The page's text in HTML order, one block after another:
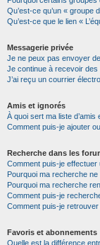
Qu’est-ce qu’un « groupe
Qu’est-ce que le lien «
Messagerie privée
Je ne peux pas envoyer
Je continue à recevoir
J’ai reçu un courrier
Amis et ignorés
À quoi sert ma liste d’amis
Comment puis-je ajouter
Recherche dans les
Comment puis-je
Pourquoi ma recherche
Pourquoi ma recherche
Comment puis-je
Comment puis-je
Favoris et abonnements
Quelle est la différence